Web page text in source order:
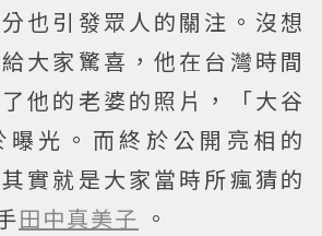
也引發眾人的關注。沒想
大家驚喜，他在台灣時間
他的老婆的照片，「大谷
曝光。而終於公開亮相的
其實就是大家當時所瘋猜的
田中真美子 。